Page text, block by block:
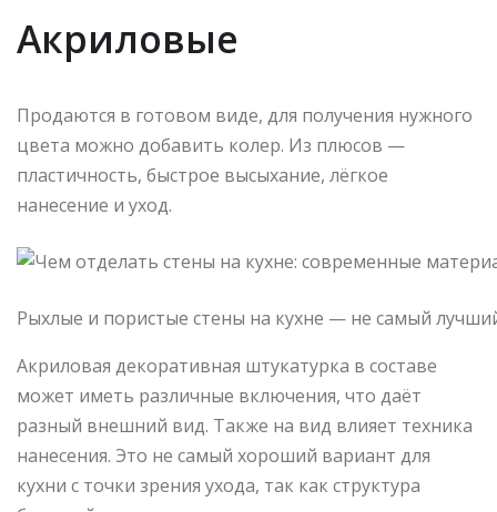
Акриловые
Продаются в готовом виде, для получения нужного
цвета можно добавить колер. Из плюсов —
пластичность, быстрое высыхание, лёгкое
нанесение и уход.
Рыхлые и пористые стены на кухне — не самый
Акриловая декоративная штукатурка в составе
может иметь различные включения, что даёт
разный внешний вид. Также на вид влияет техника
нанесения. Это не самый хороший вариант для
кухни с точки зрения ухода, так как структура